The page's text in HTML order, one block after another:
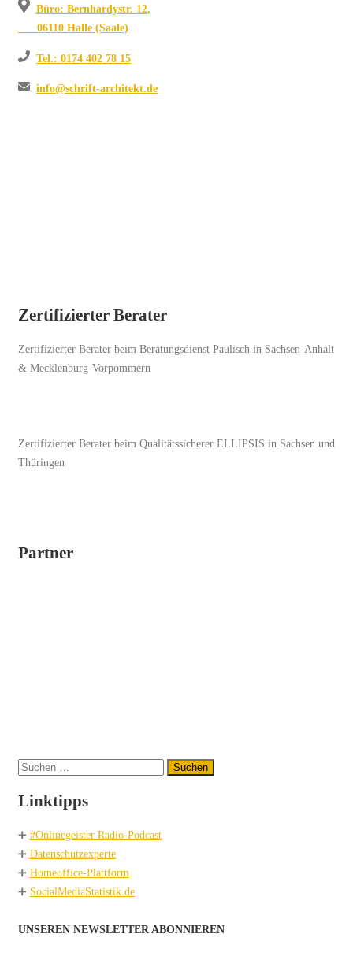
Büro: Bernhardystr. 12,
06110 Halle (Saale)
Tel.: 0174 402 78 15
info@schrift-architekt.de
Zertifizierter Berater
Zertifizierter Berater beim Beratungsdienst Paulisch in Sachsen-Anhalt
& Mecklenburg-Vorpommern
Zertifizierter Berater beim Qualitätssicherer ELLIPSIS in Sachsen und
Thüringen
Partner
Suchen
Linktipps
➕ #Onlinegeister Radio-Podcast
➕ Datenschutzexperte
➕ Homeoffice-Plattform
➕ SocialMediaStatistik.de
UNSEREN NEWSLETTER ABONNIEREN